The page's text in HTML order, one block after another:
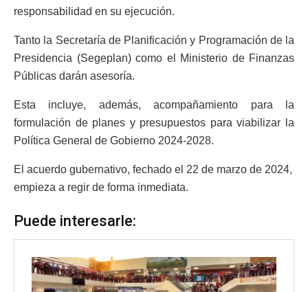
responsabilidad en su ejecución.
Tanto la Secretaría de Planificación y Programación de la
Presidencia (Segeplan) como el Ministerio de Finanzas
Públicas darán asesoría.
Esta incluye, además, acompañamiento para la
formulación de planes y presupuestos para viabilizar la
Política General de Gobierno 2024-2028.
El acuerdo gubernativo, fechado el 22 de marzo de 2024,
empieza a regir de forma inmediata.
Puede interesarle: